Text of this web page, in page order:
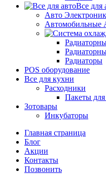
Все для
Авто
Автомобильные
Радиаторы
POS оборудование
Все для кухни
Расходники
Пакеты для
Зотовары
Инкубаторы
Главная страница
Блог
Акции
Контакты
Позвонить